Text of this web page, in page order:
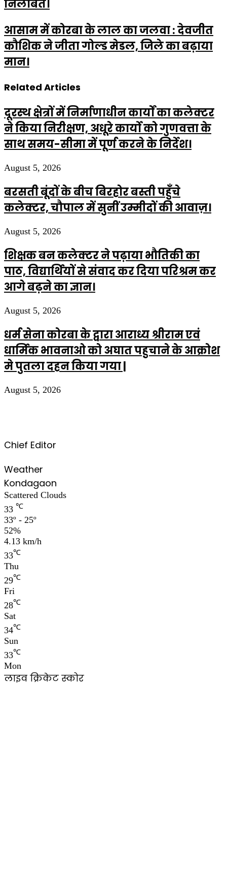
निलंबित।
आसाम में कोरबा के लाल का जलवा : देवजीत
कौशिक ने जीता गोल्ड मेडल, जिले का बढ़ाया
मान।
Related Articles
दूरस्थ क्षेत्रों में निर्माणाधीन कार्यों का कलेक्टर
ने किया निरीक्षण, अधूरे कार्यो को गुणवत्ता के
साथ समय-सीमा में पूर्ण करने के निर्देश।
August 5, 2026
बरसती बूंदों के बीच बिरहोर बस्ती पहुँचे
कलेक्टर, चौपाल में सुनीं उम्मीदों की आवाज़।
August 5, 2026
शिक्षक बन कलेक्टर ने पढ़ाया भौतिकी का
पाठ, विद्यार्थियों से संवाद कर दिया परिश्रम कर
आगे बढ़ने का ज्ञान।
August 5, 2026
धर्म सेना कोरबा के द्वारा आराध्य श्रीराम एवं
धार्मिक भावनाओ को अघात पहुचाने के आक्रोश
मे पुतला दहन किया गया |
August 5, 2026
Chief Editor
Weather
Kondagaon
Scattered Clouds
33 ℃
33º - 25º
52%
4.13 km/h
33℃
Thu
29℃
Fri
28℃
Sat
34℃
Sun
33℃
Mon
लाइव क्रिकेट स्कोर